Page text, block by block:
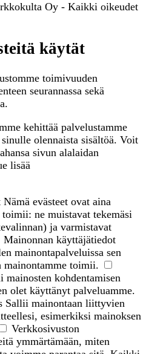
Oy - Kaikki oikeudet
käytät
toimivuuden
seurannassa sekä
kehittää palvelustamme
olennaista sisältöä. Voit
sivun alalaidan
lisää
Nämä evästeet ovat aina
ne muistavat tekemäsi
ja varmistavat
Mainonnan käyttäjätiedot
mainontapalveluissa sen
mainontamme toimii.
mainosten kohdentamisen
olet käyttänyt palveluamme.
Sallii mainontaan liittyvien
esimerkiksi mainoksen
Verkkosivuston
ymmärtämään, miten